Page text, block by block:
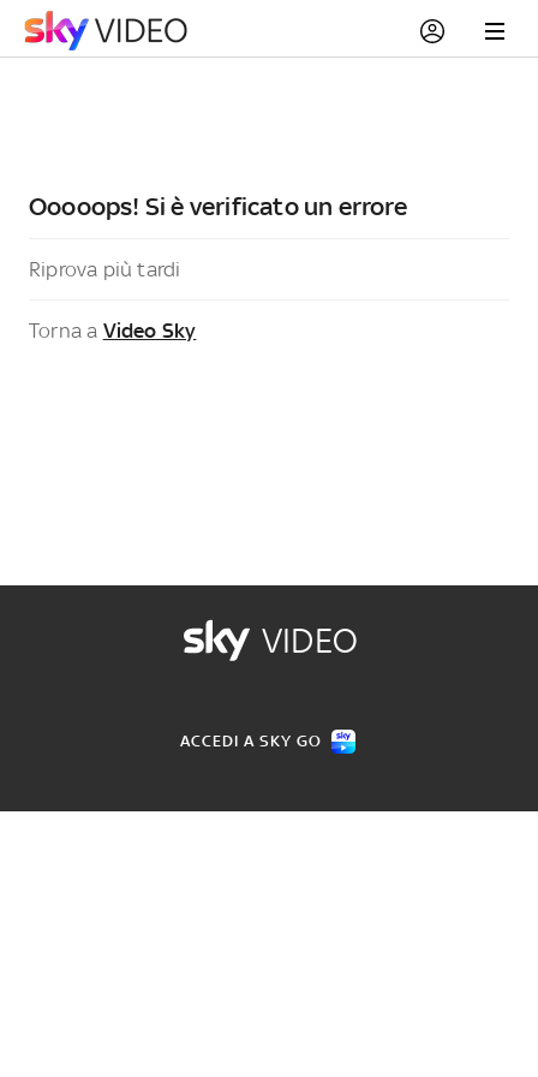
Ooooops! Si è verificato un errore
Riprova più tardi
Torna a Video Sky
VIDEO
ACCEDI A SKY GO